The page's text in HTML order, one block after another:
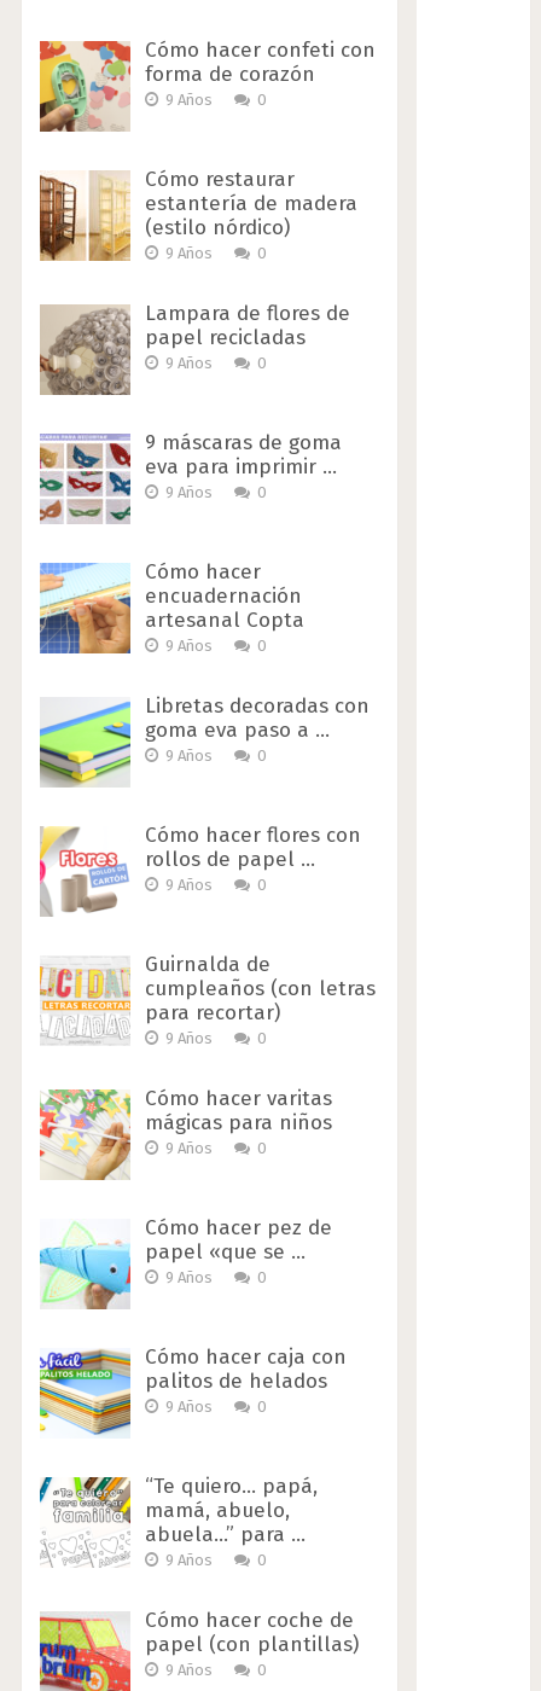
Cómo hacer confeti con
forma de corazón
9 Años 0
Cómo restaurar
estantería de madera
(estilo nórdico)
9 Años 0
Lampara de flores de
papel recicladas
9 Años 0
9 máscaras de goma
eva para imprimir …
9 Años 0
Cómo hacer
encuadernación
artesanal Copta
9 Años 0
Libretas decoradas con
goma eva paso a …
9 Años 0
Cómo hacer flores con
rollos de papel …
9 Años 0
Guirnalda de
cumpleaños (con letras
para recortar)
9 Años 0
Cómo hacer varitas
mágicas para niños
9 Años 0
Cómo hacer pez de
papel «que se …
9 Años 0
Cómo hacer caja con
palitos de helados
9 Años 0
“Te quiero… papá,
mamá, abuelo,
abuela…” para …
9 Años 0
Cómo hacer coche de
papel (con plantillas)
9 Años 0